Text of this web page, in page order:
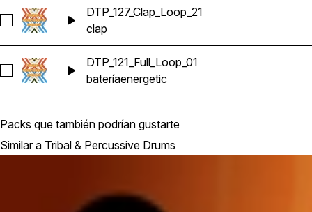
Seleccionar DTP_127_Clap_Loop_21
DTP_127_Clap_Loop_21
clap
Seleccionar DTP_121_Full_Loop_01
DTP_121_Full_Loop_01
bateríaenergetic
Packs que también podrían gustarte
Similar a Tribal & Percussive Drums